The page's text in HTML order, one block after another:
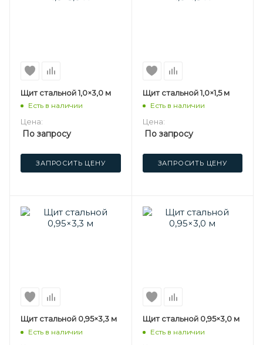
Щит стальной 1,0×3,0 м
Есть в наличии
Цена:
По запросу
ЗАПРОСИТЬ ЦЕНУ
Щит стальной 1,0×1,5 м
Есть в наличии
Цена:
По запросу
ЗАПРОСИТЬ ЦЕНУ
Щит стальной 0,95×3,3 м
Есть в наличии
Щит стальной 0,95×3,0 м
Есть в наличии